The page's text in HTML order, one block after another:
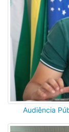
Audiência